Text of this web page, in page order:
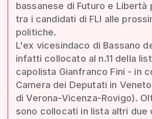
bassanese di Futuro e Libertà
tra i candidati di FLI alle
politiche.
L'ex vicesindaco di Bassano
infatti collocato al n.11 della
capolista Gianfranco Fini - in
Camera dei Deputati in
di Verona-Vicenza-Rovigo).
sono collocati in lista altri due